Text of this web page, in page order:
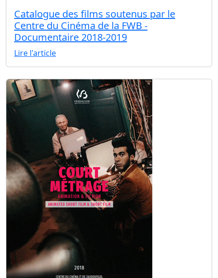
Catalogue des films soutenus par le
Centre du Cinéma de la FWB -
Documentaire 2018-2019
Lire l'article